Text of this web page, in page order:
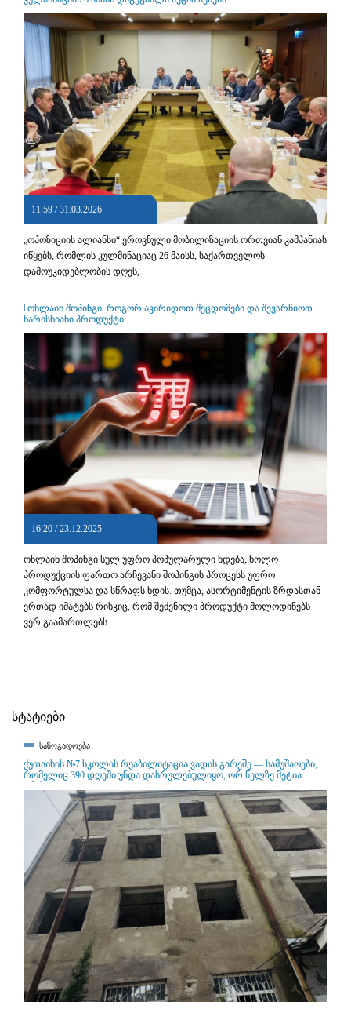
11:59 / 31.03.2026
„ოპოზიციის ალიანსი“ ეროვნული მობილიზაციის ორთვიან კამპანიას
იწყებს, რომლის კულმინაციაც 26 მაისს, საქართველოს
დამოუკიდებლობის დღეს,
ონლაინ შოპინგი: როგორ ავირიდოთ შეცდომები და შევარჩიოთ
ხარისხიანი პროდუქტი
16:20 / 23.12.2025
ონლაინ შოპინგი სულ უფრო პოპულარული ხდება, ხოლო
პროდუქციის ფართო არჩევანი შოპინგის პროცესს უფრო
კომფორტულსა და სწრაფს ხდის. თუმცა, ასორტიმენტის ზრდასთან
ერთად იმატებს რისკიც, რომ შეძენილი პროდუქტი მოლოდინებს
ვერ გაამართლებს.
სტატიები
საზოგადოება
ქუთაისის №7 სკოლის რეაბილიტაცია ვადის გარეშე — სამუშაოები,
რომელიც 390 დღეში უნდა დასრულებულიყო, ორ წელზე მეტია